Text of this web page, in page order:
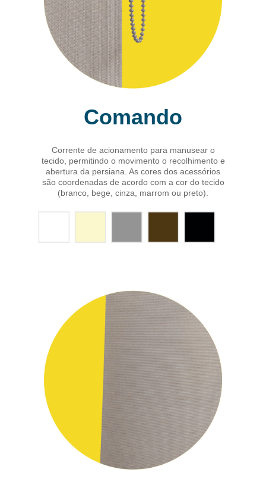
Comando
Corrente de acionamento para manusear o
tecido, permitindo o movimento o recolhimento e
abertura da persiana. As cores dos acessórios
são coordenadas de acordo com a cor do tecido
(branco, bege, cinza, marrom ou preto).